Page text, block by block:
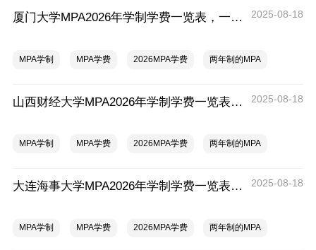
厦门大学MPA2026年学制学费一览表，一年多少钱？ 2025-08-18
MPA学制 MPA学费 2026MPA学费 两年制的MPA
山西财经大学MPA2026年学制学费一览表，一年多少钱？ 2025-08-18
MPA学制 MPA学费 2026MPA学费 两年制的MPA
大连海事大学MPA2026年学制学费一览表，一年多少钱？ 2025-08-18
MPA学制 MPA学费 2026MPA学费 两年制的MPA